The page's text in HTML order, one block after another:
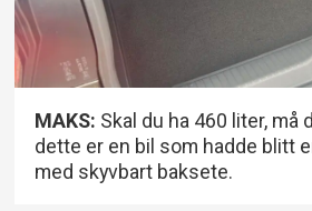
MAKS: Skal du ha 460 liter, må
dette er en bil som hadde blitt
med skyvbart baksete.